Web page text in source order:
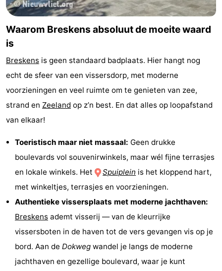
Bad
Zonneweelde
-
Zwinhoeve
Last
minutes
Strand
Zien
&
doen
Bezienswaardigheden
-
Musea
Monumenten
Molens
Uitkijkpunten
Attracties
Rondvaarten
Waarom Breskens absoluut de moeite waard
is
Breskens is geen standaard badplaats. Hier hangt nog
echt de sfeer van een vissersdorp, met moderne
voorzieningen en veel ruimte om te genieten van zee,
strand en Zeeland op z’n best. En dat alles op loopafstand
van elkaar!
Toeristisch maar niet massaal: Geen drukke
boulevards vol souvenirwinkels, maar wél fijne terrasjes
en lokale winkels. Het
Spuiplein is het kloppend hart,
met winkeltjes, terrasjes en voorzieningen.
Authentieke vissersplaats met moderne jachthaven:
Breskens ademt visserij — van de kleurrijke
vissersboten in de haven tot de vers gevangen vis op je
bord. Aan de Dokweg wandel je langs de moderne
jachthaven en gezellige boulevard, waar je kunt